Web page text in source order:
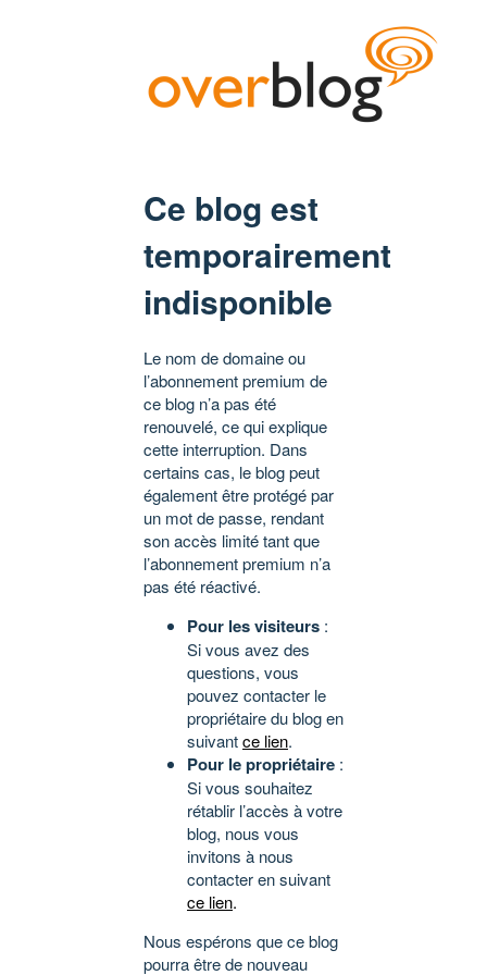
Ce blog est
temporairement
indisponible
Le nom de domaine ou
l’abonnement premium de
ce blog n’a pas été
renouvelé, ce qui explique
cette interruption. Dans
certains cas, le blog peut
également être protégé par
un mot de passe, rendant
son accès limité tant que
l’abonnement premium n’a
pas été réactivé.
Pour les visiteurs :
Si vous avez des
questions, vous
pouvez contacter le
propriétaire du blog en
suivantce lien.
Pour le propriétaire :
Si vous souhaitez
rétablir l’accès à votre
blog, nous vous
invitons à nous
contacter en suivant
ce lien.
Nous espérons que ce blog
pourra être de nouveau